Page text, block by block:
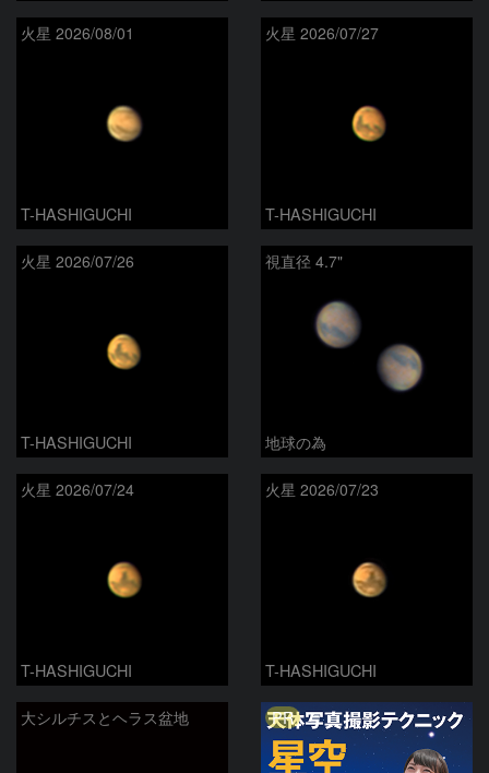
火星 2026/08/01
T-HASHIGUCHI
火星 2026/07/27
T-HASHIGUCHI
火星 2026/07/26
T-HASHIGUCHI
視直径 4.7"
地球の為
火星 2026/07/24
T-HASHIGUCHI
火星 2026/07/23
T-HASHIGUCHI
大シルチスとヘラス盆地 PR